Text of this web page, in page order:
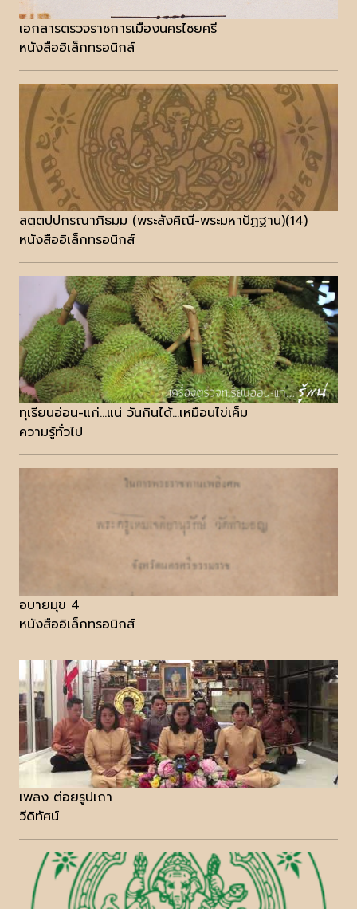
เอกสารตรวจราชการเมืองนครไชยศรี
หนังสืออิเล็กทรอนิกส์
สตฺตปฺปกรณาภิธมฺม (พระสังคิณี-พระมหาปัฏฐาน)(14)
หนังสืออิเล็กทรอนิกส์
ทุเรียนอ่อน-แก่...แน่ วันกินได้...เหมือนไข่เค็ม
ความรู้ทั่วไป
อบายมุข 4
หนังสืออิเล็กทรอนิกส์
เพลง ต่อยรูปเถา
วีดิทัศน์